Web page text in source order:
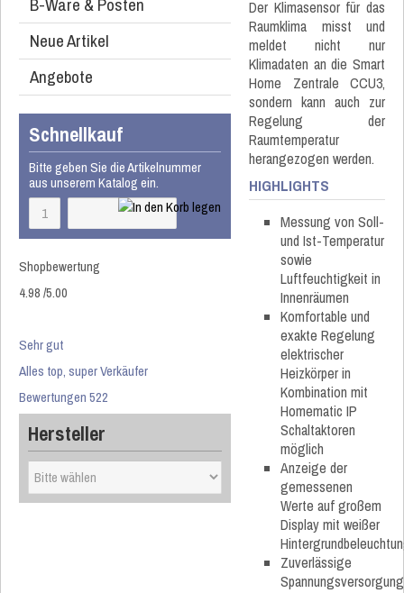
Neue Artikel
Angebote
Schnellkauf
Bitte geben Sie die Artikelnummer
aus unserem Katalog ein.
Shopbewertung
4.98/5.00
Sehr gut
Alles top, super Verkäufer
Bewertungen 522
Hersteller
Der Klimasensor für das
Raumklima misst und
meldet nicht nur
Klimadaten an die Smart
Home Zentrale CCU3,
sondern kann auch zur
Regelung der
Raumtemperatur
herangezogen werden.
HIGHLIGHTS
Messung von Soll-
und Ist-Temperatur
sowie
Luftfeuchtigkeit in
Innenräumen
Komfortable und
exakte Regelung
elektrischer
Heizkörper in
Kombination mit
Homematic IP
Schaltaktoren
möglich
Anzeige der
gemessenen
Werte auf großem
Display mit weißer
Zuverlässige
Spannungsversorgung